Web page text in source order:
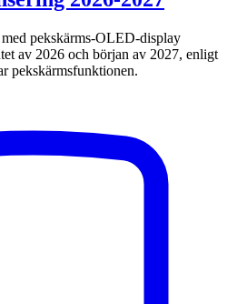
pekskärms-OLED-display
av 2026 och början av 2027, enligt
pekskärmsfunktionen.